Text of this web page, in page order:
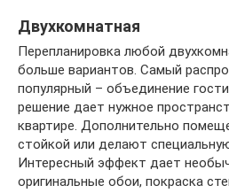
Двухкомнатная
Перепланировка любой
больше вариантов. Самый
популярный – объединение
решение дает нужное
квартире. Дополнительно
стойкой или делают
Интересный эффект дает
оригинальные обои, покраска